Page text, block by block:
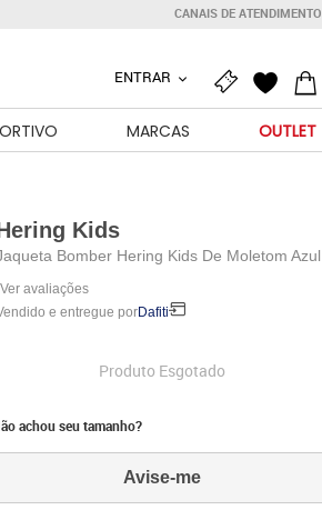
CANAIS DE ATENDIMENTO
ENTRAR
MARCAS OUTLET
Kids
Bomber Hering Kids De Moletom Azul
Ver avaliações
e entregue porDafiti
Produto Esgotado
achou seu tamanho?
Avise-me